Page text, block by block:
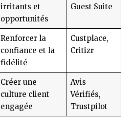
irritants et
opportunités
Guest Suite
Renforcer la
confiance et la
fidélité
Custplace,
Critizr
Créer une
culture client
engagée
Avis
Vérifiés,
Trustpilot